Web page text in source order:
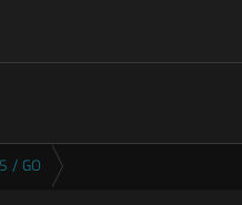
/ GO